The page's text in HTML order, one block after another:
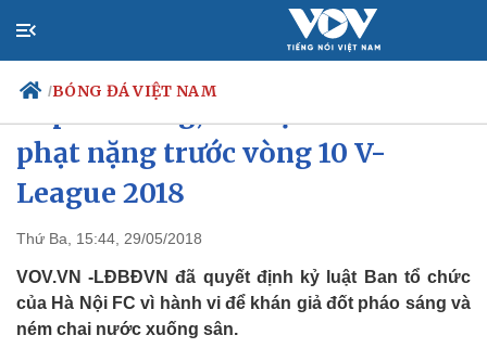
/BÓNG ĐÁ VIỆT NAM
Chính trị
Đảng
Quốc hội
Nhận diện sự thật
Giáo dục
Dấu ấn VOV
phạt nặng trước vòng 10 V-
League 2018
Thứ Ba, 15:44, 29/05/2018
VOV.VN -LĐBĐVN đã quyết định kỷ luật Ban tổ chức
của Hà Nội FC vì hành vi để khán giả đốt pháo sáng và
ném chai nước xuống sân.